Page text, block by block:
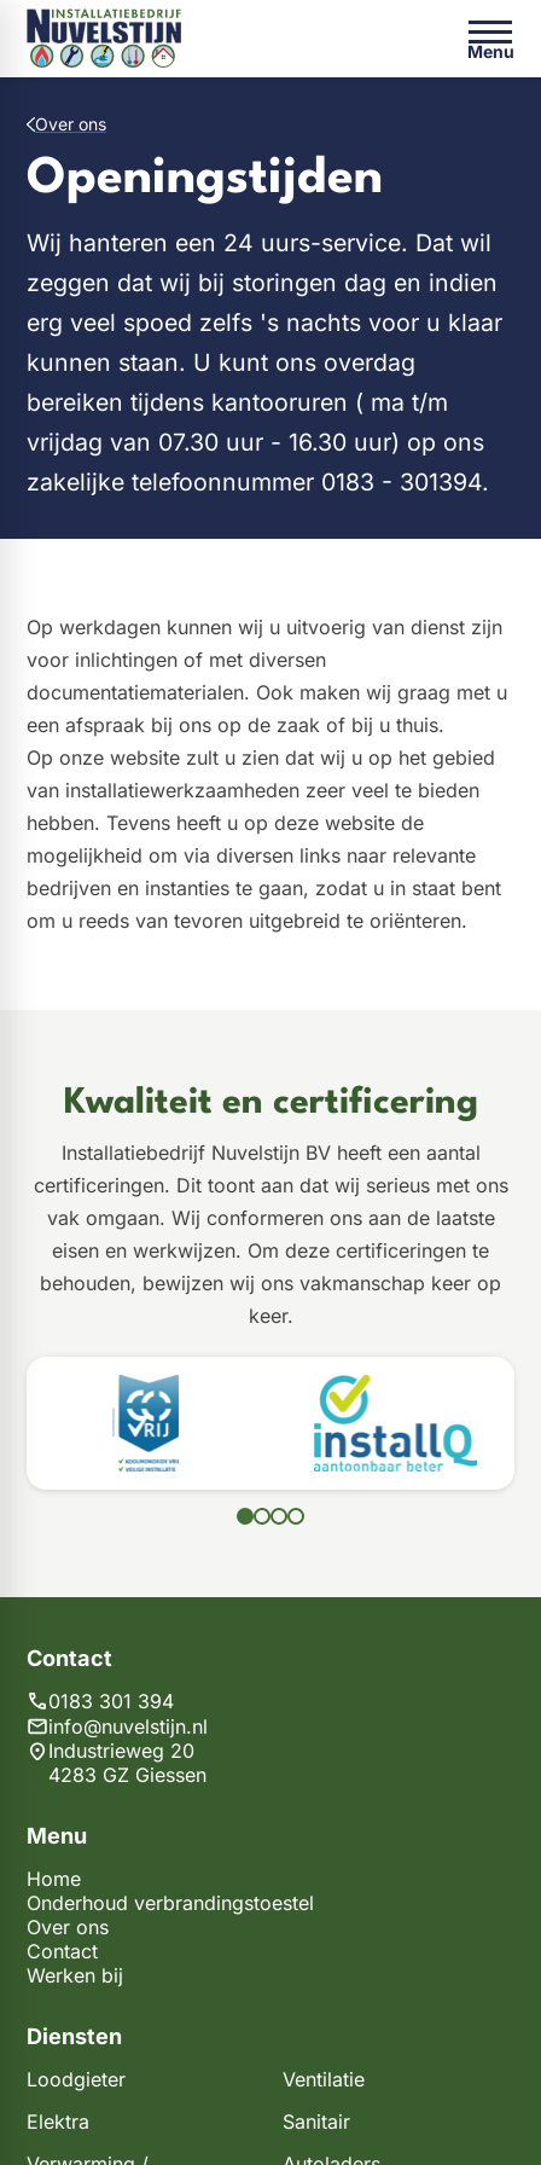
Menu
Over ons
Openingstijden
Wij hanteren een 24 uurs-service. Dat wil
zeggen dat wij bij storingen dag en indien
erg veel spoed zelfs 's nachts voor u klaar
kunnen staan. U kunt ons overdag
bereiken tijdens kantooruren ( ma t/m
vrijdag van 07.30 uur - 16.30 uur) op ons
zakelijke telefoonnummer 0183 - 301394.
Op werkdagen kunnen wij u uitvoerig van dienst zijn
voor inlichtingen of met diversen
documentatiematerialen. Ook maken wij graag met u
een afspraak bij ons op de zaak of bij u thuis.
Op onze website zult u zien dat wij u op het gebied
van installatiewerkzaamheden zeer veel te bieden
hebben. Tevens heeft u op deze website de
mogelijkheid om via diversen links naar relevante
bedrijven en instanties te gaan, zodat u in staat bent
om u reeds van tevoren uitgebreid te oriënteren.
Kwaliteit en certificering
Installatiebedrijf Nuvelstijn BV heeft een aantal
certificeringen. Dit toont aan dat wij serieus met ons
vak omgaan. Wij conformeren ons aan de laatste
eisen en werkwijzen. Om deze certificeringen te
behouden, bewijzen wij ons vakmanschap keer op
keer.
Menu
Home
Onderhoud verbrandingstoestel
Over ons
Contact
Werken bij
Diensten
Loodgieter
Elektra
Ventilatie
Sanitair
Contact
0183 301 394
info@nuvelstijn.nl
Industrieweg 20
4283 GZ Giessen